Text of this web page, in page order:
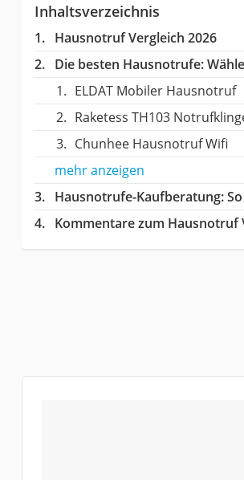
Inhaltsverzeichnis
Hausnotruf Vergleich 2026
Die besten Hausnotrufe:
ELDAT Mobiler Hausnotruf
Raketess TH103
Chunhee Hausnotruf Wifi
mehr anzeigen
Hausnotrufe-Kaufberatung:
Kommentare zum Hausnotruf